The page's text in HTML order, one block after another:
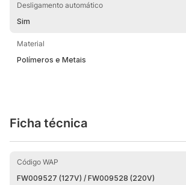
Desligamento automático
Sim
Material
Polímeros e Metais
Ficha técnica
Código WAP
FW009527 (127V) / FW009528 (220V)